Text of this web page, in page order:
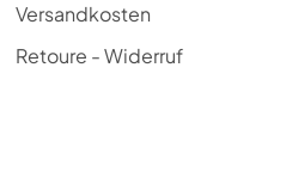
Versandkosten
Retoure - Widerruf